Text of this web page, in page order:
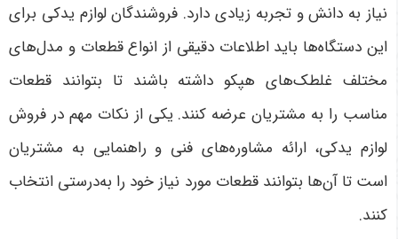
نیاز به دانش و تجربه زیادی دارد. فروشندگان لوازم یدکی برای
این دستگاه‌ها باید اطلاعات دقیقی از انواع قطعات و مدل‌های
مختلف غلطک‌های هپکو داشته باشند تا بتوانند قطعات
مناسب را به مشتریان عرضه کنند. یکی از نکات مهم در فروش
لوازم یدکی، ارائه مشاوره‌های فنی و راهنمایی به مشتریان
است تا آن‌ها بتوانند قطعات مورد نیاز خود را به‌درستی انتخاب
کنند.